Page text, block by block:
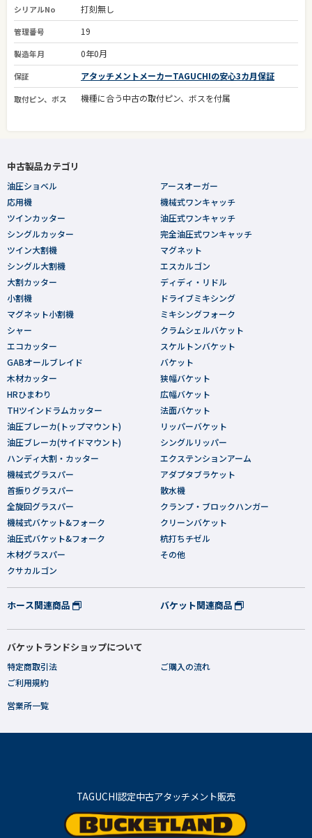
シリアルNo 打刻無し
管理番号 19
製造年月 0年0月
保証 アタッチメントメーカーTAGUCHIの安心3カ月保証
取付ピン、ボス 機種に合う中古の取付ピン、ボスを付属
中古製品カテゴリ
油圧ショベル
応用機
ツインカッター
シングルカッター
ツイン大割機
シングル大割機
大割カッター
小割機
マグネット小割機
シャー
エコカッター
GABオールブレイド
木材カッター
HRひまわり
THツインドラムカッター
油圧ブレーカ(トップマウント)
油圧ブレーカ(サイドマウント)
ハンディ大割・カッター
機械式グラスパー
首振りグラスパー
全旋回グラスパー
機械式バケット&フォーク
油圧式バケット&フォーク
木材グラスパー
クサカルゴン
アースオーガー
機械式ワンキャッチ
油圧式ワンキャッチ
完全油圧式ワンキャッチ
マグネット
エスカルゴン
ディディ・リドル
ドライブミキシング
ミキシングフォーク
クラムシェルバケット
スケルトンバケット
バケット
狭幅バケット
広幅バケット
法面バケット
リッパーバケット
シングルリッパー
エクステンションアーム
アダプタブラケット
散水機
クランプ・ブロックハンガー
クリーンバケット
杭打ちチゼル
その他
ホース関連商品 バケット関連商品
バケットランドショップについて
特定商取引法
ご利用規約
ご購入の流れ
営業所一覧
TAGUCHI認定中古アタッチメント販売